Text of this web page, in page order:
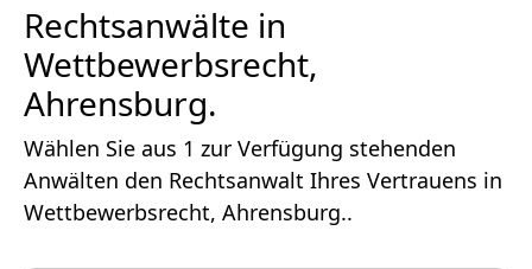
Rechtsanwälte in
Wettbewerbsrecht,
Ahrensburg.
Wählen Sie aus 1 zur Verfügung stehenden
Anwälten den Rechtsanwalt Ihres Vertrauens in
Wettbewerbsrecht, Ahrensburg..